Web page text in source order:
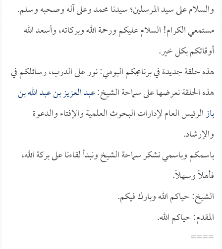
والسلام على سيد المرسلين؛ سيدنا محمد وعلى آله وصحبه وسلم.
مستمعي الكرام! السلام عليكم ورحمة الله وبركاته، وأسعد الله
أوقاتكم بكل خير.
هذه حلقة جديدة في برنامجكم اليومي: نور على الدرب، رسائلكم في
هذه الحلقة نعرضها على سماحة الشيخ:عبد العزيز بن عبد الله بن
بازالرئيس العام لإدارات البحوث العلمية والإفتاء والدعوة
والإرشاد.
باسمكم وباسمي نشكر سماحة الشيخ ونبدأ لقاءنا على بركة الله،
فأهلاً وسهلاً.
الشيخ: حياكم الله وبارك فيكم.
المقدم: حياكم الله.
====